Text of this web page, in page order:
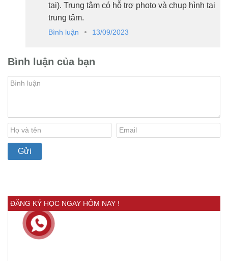
tai). Trung tâm có hỗ trợ photo và chụp hình tại
trung tâm.
Bình luận 13/09/2023
Bình luận của bạn
ĐĂNG KÝ HỌC NGAY HÔM NAY !